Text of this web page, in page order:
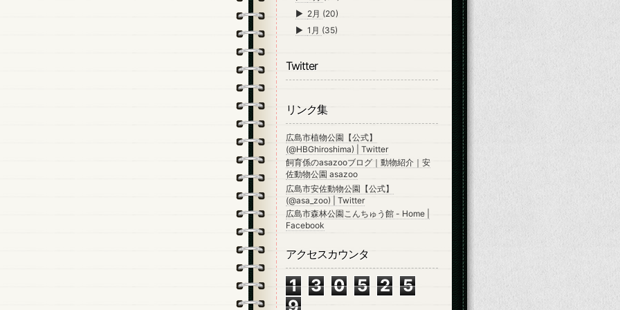
► 2月 (20)
►1月 (35)
Twitter
リンク集
広島市植物公園【公式】
(@HBGhiroshima) | Twitter
飼育係のasazooブログ｜動物紹介｜安
佐動物公園 asazoo
広島市安佐動物公園【公式】
(@asa_zoo) | Twitter
広島市森林公園こんちゅう館 - Home |
Facebook
アクセスカウンタ
1 3 0 5 2
5